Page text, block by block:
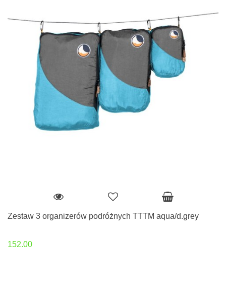
Zestaw 3 organizerów podróżnych TTTM aqua/d.grey
152.00